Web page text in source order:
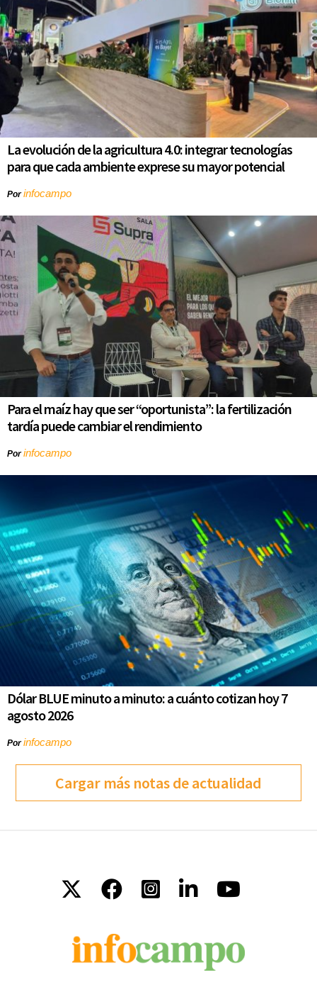
La evolución de la agricultura 4.0: integrar tecnologías
para que cada ambiente exprese su mayor potencial
Porinfocampo
Para el maíz hay que ser “oportunista”: la fertilización
tardía puede cambiar el rendimiento
Porinfocampo
Dólar BLUE minuto a minuto: a cuánto cotizan hoy 7
agosto 2026
Porinfocampo
Cargar más notas de actualidad